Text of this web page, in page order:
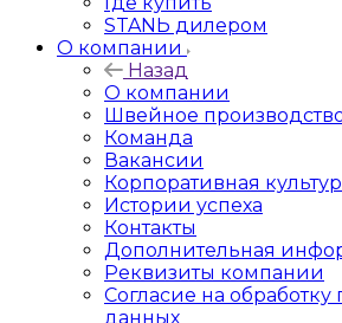
STANЬ дилером
О компании
Назад
О компании
Швейное
Команда
Вакансии
Корпоративная
Истории успеха
Контакты
Дополнительная
Реквизиты компании
Согласие на
данных